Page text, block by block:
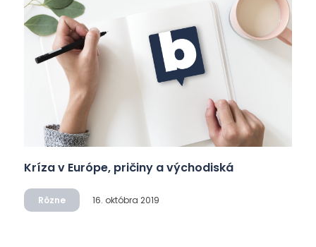
Kríza v Európe, pričiny a východiská
Rôzne 16. októbra 2019